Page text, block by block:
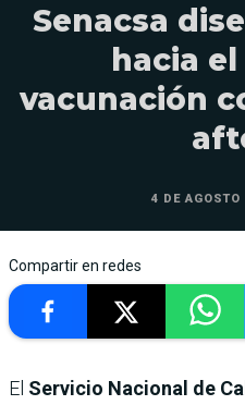
Senacsa
hacia
vacunación
4 DE
Compartir en redes
El Servicio Nacional de